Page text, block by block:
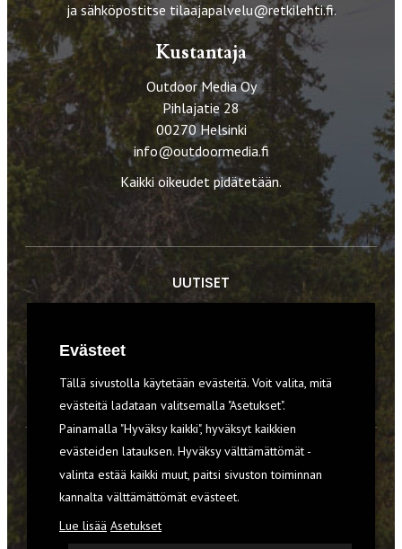
ja sähköpostitse tilaajapalvelu@retkilehti.fi.
Kustantaja
Outdoor Media Oy
Pihlajatie 28
00270 Helsinki
info@outdoormedia.fi
Kaikki oikeudet pidätetään.
UUTISET
VARUSTEET
TILAA RETKI-LEHTI
YHTEYSTIEDOT
REKISTERISELOSTE
Evästeet
Tällä sivustolla käytetään evästeitä. Voit valita, mitä
evästeitä ladataan valitsemalla "Asetukset".
Painamalla "Hyväksy kaikki", hyväksyt kaikkien
evästeiden latauksen. Hyväksy välttämättömät -
valinta estää kaikki muut, paitsi sivuston toiminnan
kannalta välttämättömät evästeet.
Lue lisää Asetukset